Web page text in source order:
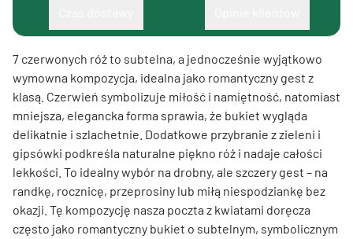
7 czerwonych róż to subtelna, a jednocześnie wyjątkowo
wymowna kompozycja, idealna jako romantyczny gest z
klasą. Czerwień symbolizuje miłość i namiętność, natomiast
mniejsza, elegancka forma sprawia, że bukiet wygląda
delikatnie i szlachetnie. Dodatkowe przybranie z zieleni i
gipsówki podkreśla naturalne piękno róż i nadaje całości
lekkości. To idealny wybór na drobny, ale szczery gest – na
randkę, rocznicę, przeprosiny lub miłą niespodziankę bez
okazji. Tę kompozycję nasza poczta z kwiatami doręcza
często jako romantyczny bukiet o subtelnym, symbolicznym